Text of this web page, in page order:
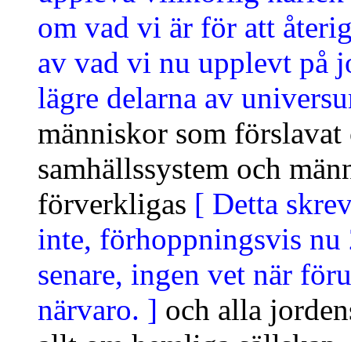
om vad vi är för att
av vad vi nu upplevt på
lägre delarna av
människor som
samhällssystem och
förverkligas [ Detta
inte, förhoppningsvis nu
senare, ingen vet när
närvaro. ] och alla